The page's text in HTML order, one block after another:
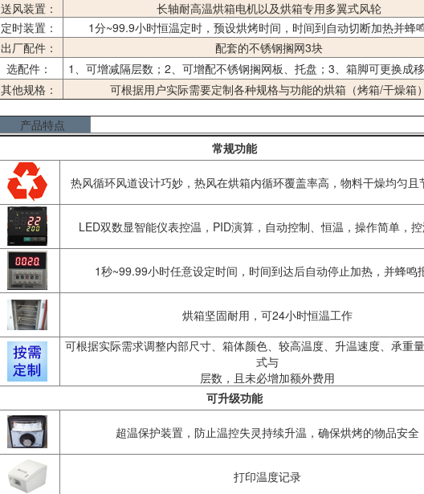
送风装置：
长轴耐高温烘箱电机以及烘箱专用多翼式风轮
定时装置：
1分~99.9小时恒温定时，预设烘烤时间，时间到自动切断加热并蜂
出厂配件：
配套的不锈钢搁网3块
选配件：
1、可增减隔层数；2、可增配不锈钢搁网板、托盘；3、箱脚可更换成
其他规格：
可根据用户实际需要定制各种规格与功能的烘箱（烤箱/干燥箱）
产品特点
常规功能
热风循环风道设计巧妙，热风在烘箱内循环覆盖率高，物料干燥均匀且
LED双数显智能仪表控温，PID演算，自动控制、恒温，操作简单，
1秒~99.99小时任意设定时间，时间到达后自动停止加热，并蜂鸣
烘箱坚固耐用，可24小时恒温工作
可根据实际需求调整内部尺寸、箱体颜色、较高温度、升温速度、承重
式与
层数，且未必增加额外费用
可升级功能
超温保护装置，防止温控失灵持续升温， 确保烘烤的物品安全
打印温度记录